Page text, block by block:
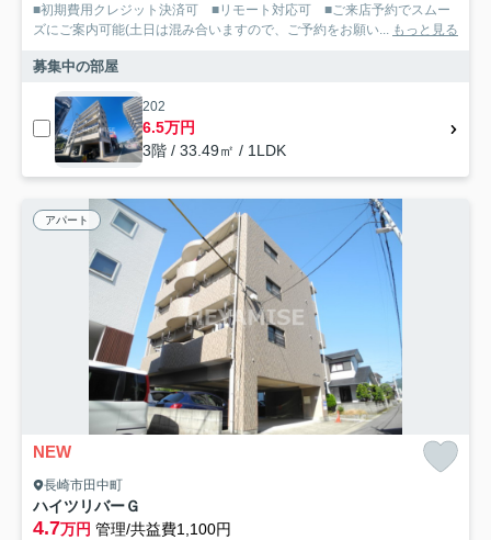
■初期費用クレジット決済可 ■リモート対応可 ■ご来店予約でスムー
ズにご案内可能(土日は混み合いますので、ご予約をお願い...
もっと見る
募集中の部屋
202
6.5万円
3階 / 33.49㎡ / 1LDK
アパート
NEW
長崎市田中町
ハイツリバーＧ
4.7万円 管理/共益費1,100円